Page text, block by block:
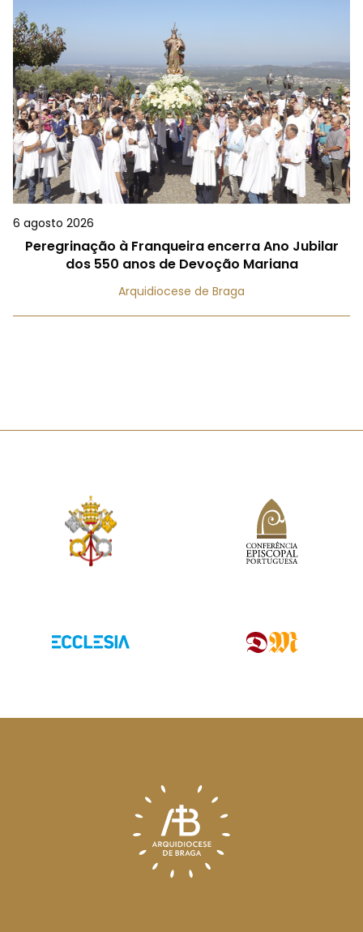
6 agosto 2026
Peregrinação à Franqueira encerra Ano Jubilar
dos 550 anos de Devoção Mariana
Arquidiocese de Braga